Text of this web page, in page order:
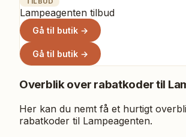
Lampeagenten tilbud
Gå til butik →
Gå til butik →
Overblik over rabatkoder til
Her kan du nemt få et hurtigt
rabatkoder til Lampeagenten.